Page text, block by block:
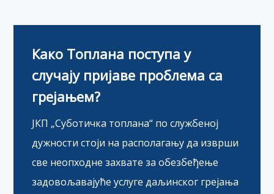
Како Топлана поступа у
случају пријаве проблема са
грејањем?
ЈКП „Суботичка топлана“ по службеној
дужности стоји на располагању да изврши
све неопходне захвате за обезбеђење
задовољавајуће услуге даљинског грејања